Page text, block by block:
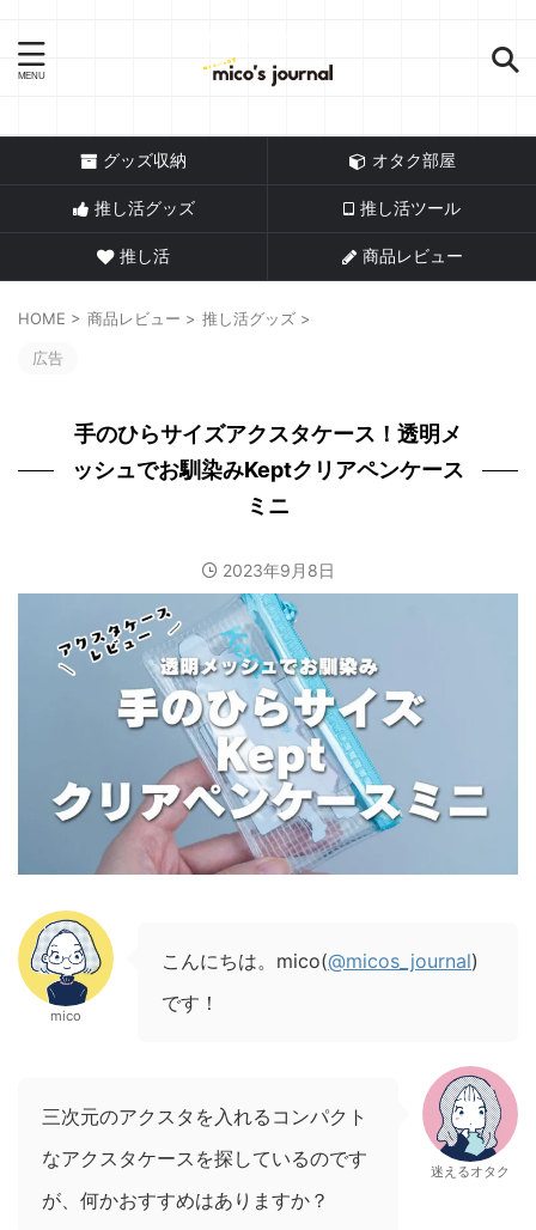
グッズ収納 オタク部屋
推し活グッズ 推し活ツール
推し活 商品レビュー
HOME > 商品レビュー > 推し活グッズ >
広告
手のひらサイズアクスタケース！透明メ
ッシュでお馴染みKeptクリアペンケース
ミニ
2023年9月8日
mico
こんにちは。mico(@micos_journal)
です！
三次元のアクスタを入れるコンパクト
なアクスタケースを探しているのです
が、何かおすすめはありますか？
迷えるオタク